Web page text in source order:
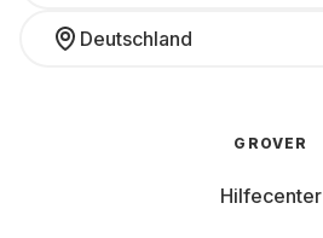
Deutschland
GROVER
Hilfecenter